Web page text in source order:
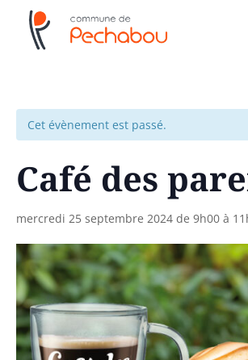
Cet évènement est passé.
Café des
mercredi 25 septembre 2024 de 9h00 à